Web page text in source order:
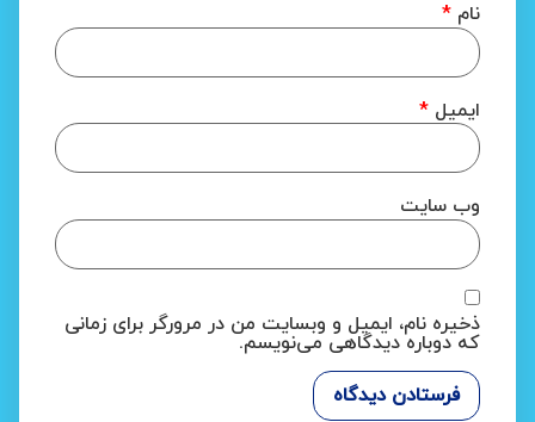
نام *
ایمیل *
وب‌ سایت
ذخیره نام، ایمیل و وبسایت من در مرورگر برای زمانی
که دوباره دیدگاهی می‌نویسم.